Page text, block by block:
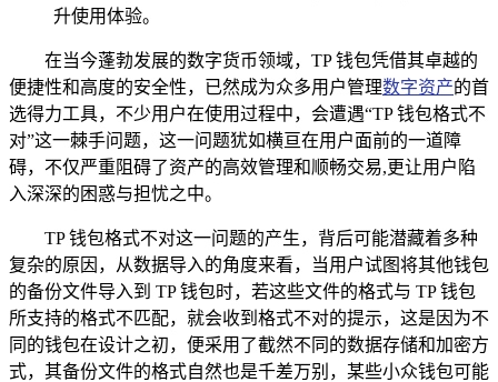
升使用体验。
在当今蓬勃发展的数字货币领域，TP 钱包凭借其卓越的
便捷性和高度的安全性，已然成为众多用户管理数字资产的首
选得力工具，不少用户在使用过程中，会遭遇“TP 钱包格式不
对”这一棘手问题，这一问题犹如横亘在用户面前的一道障
碍，不仅严重阻碍了资产的高效管理和顺畅交易,更让用户陷
入深深的困惑与担忧之中。
TP 钱包格式不对这一问题的产生，背后可能潜藏着多种
复杂的原因，从数据导入的角度来看，当用户试图将其他钱包
的备份文件导入到 TP 钱包时，若这些文件的格式与 TP 钱包
所支持的格式不匹配，就会收到格式不对的提示，这是因为不
同的钱包在设计之初，便采用了截然不同的数据存储和加密方
式，其备份文件的格式自然也是千差万别，某些小众钱包可能